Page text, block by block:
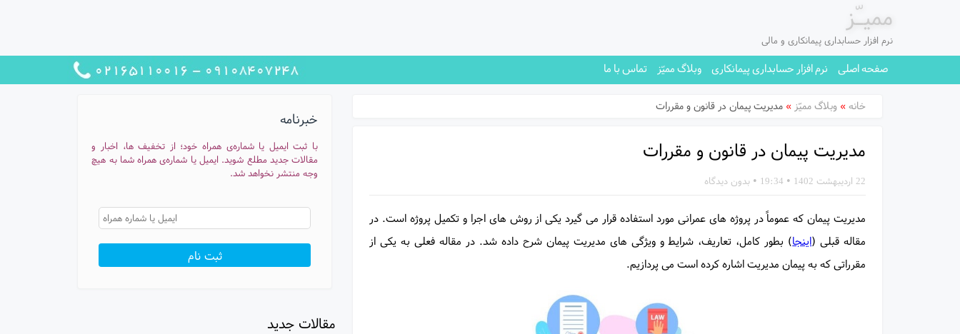
ممیـّز
نرم افزار حسابداری پیمانکاری و مالی
صفحه اصلی نرم افزار حسابداری پیمانکاری وبلاگ ممیّز تماس با ما
خانه » وبلاگ ممیّز » مدیریت پیمان در قانون و مقررات
مدیریت پیمان در قانون و مقررات
22 اردیبهشت 1402 •
19:34
• بدون دیدگاه
مدیریت پیمان که عموماً در پروژه های عمرانی مورد استفاده قرار می گیرد یکی از روش های اجرا و تکمیل پروژه است. در
مقاله قبلی (اینجا) بطور کامل، تعاریف، شرایط و ویژگی های مدیریت پیمان شرح داده شد. در مقاله فعلی به یکی از
مقرراتی که به پیمان مدیریت اشاره کرده است می پردازیم.
خبرنامه
با ثبت ایمیل یا شماره‌ی همراه خود؛ از تخفیف ها، اخبار و
مقالات جدید مطلع شوید. ایمیل یا شماره‌ی همراه شما به هیچ
وجه منتشر نخواهد شد.
مقالات جدید